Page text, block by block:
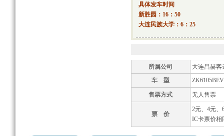
具体发车时间
新胜园：16：50
大连民族大学：6：25
所属公司
大连昌赫客
车 型
售票方式 无人售票
票 价
2元、4元、
IC卡票价相